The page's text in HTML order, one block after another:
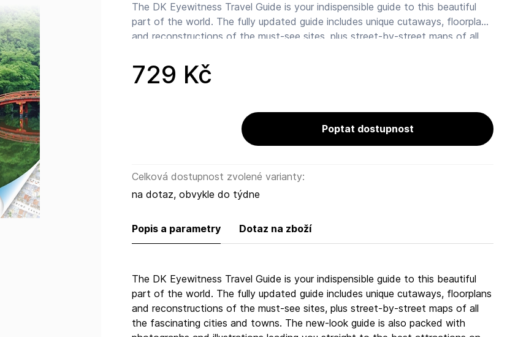
The DK Eyewitness Travel Guide is your indispensible guide to this beautiful
part of the world. The fully updated guide includes unique cutaways, floorplans
and reconstructions of the must-see sites, plus street-by-street maps of all
photographs and illustrations leading you straight to the best attractions on
offer.
729 Kč
Poptat dostupnost
Celková dostupnost zvolené varianty:
na dotaz, obvykle do týdne
Popis a parametry Dotaz na zboží
The DK Eyewitness Travel Guide is your indispensible guide to this beautiful
part of the world. The fully updated guide includes unique cutaways, floorplans
and reconstructions of the must-see sites, plus street-by-street maps of all
the fascinating cities and towns. The new-look guide is also packed with